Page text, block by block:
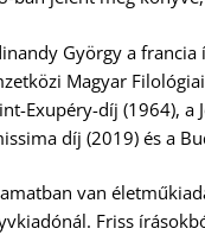
György a francia
Magyar
Exupéry-díj (1964), a
díj (2019) és a
van
Friss